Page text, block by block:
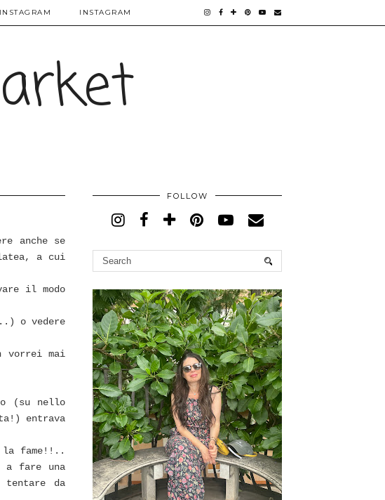
INSTAGRAM INSTAGRAM
anche se
a cui
il modo
o vedere
vorrei mai
(su nello
entrava
la fame!!..
a fare una
tentare da
FOLLOW